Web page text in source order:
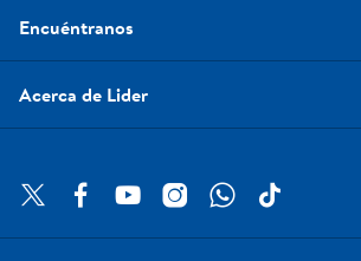
Encuéntranos
Acerca de Lider